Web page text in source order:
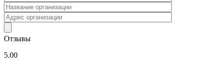
Отзывы
5.00